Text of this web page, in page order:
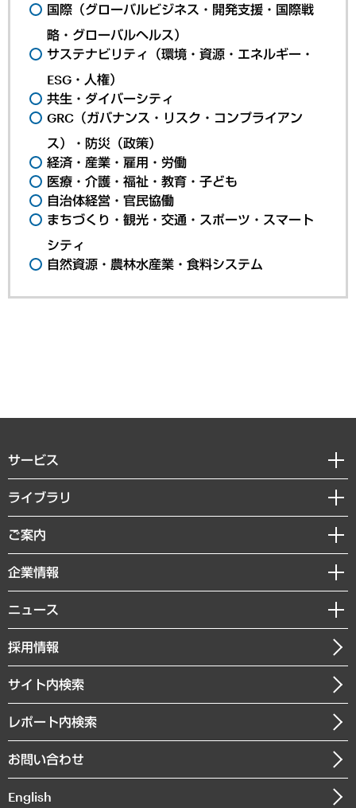
国際（グローバルビジネス・開発支援・国際戦
略・グローバルヘルス）
サステナビリティ（環境・資源・エネルギー・
ESG・人権）
共生・ダイバーシティ
GRC（ガバナンス・リスク・コンプライアン
ス）・防災（政策）
経済・産業・雇用・労働
医療・介護・福祉・教育・子ども
自治体経営・官民協働
まちづくり・観光・交通・スポーツ・スマート
シティ
自然資源・農林水産業・食料システム
サービス
経営戦略
組織・人事戦略
デジタルイノベーション
共生・ダイバーシティ
GRC（ガバナンス・リスク・コンプライアンス）・防災（政策）
経済・産業・雇用・労働
まちづくり・観光・交通・スポーツ・スマートシティ
自然資源・農林水産業・食料システム
ライブラリ
経済調査
レポート
コラム
経営用語集
受託・受注実績（官公庁関連）
メディア掲載・出演
ご案内
セミナー・イベント情報
MUFGビジネスセミナー
受託案件情報
企業情報
私たちの想い
社長メッセージ
会社概要
沿革
組織図・本部部室紹介
インドネシア現地法人
ニュース
ニュースリリース
お知らせ
採用情報
サイト内検索
レポート内検索
お問い合わせ
English